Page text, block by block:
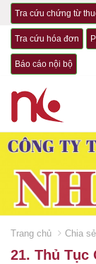
Tra cứu chứng từ
Tra cứu hóa đơn
Báo cáo nội bộ
Trang chủ Chia sẻ
21. Thủ Tục